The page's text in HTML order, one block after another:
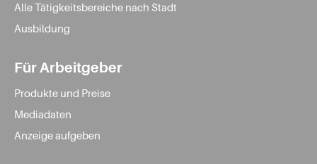
Alle Tätigkeitsbereiche nach Stadt
Ausbildung
Für Arbeitgeber
Produkte und Preise
Mediadaten
Anzeige aufgeben